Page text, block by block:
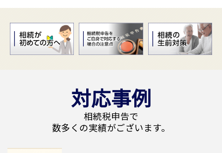
対応事例
相続税申告で
数多くの実績がございます。